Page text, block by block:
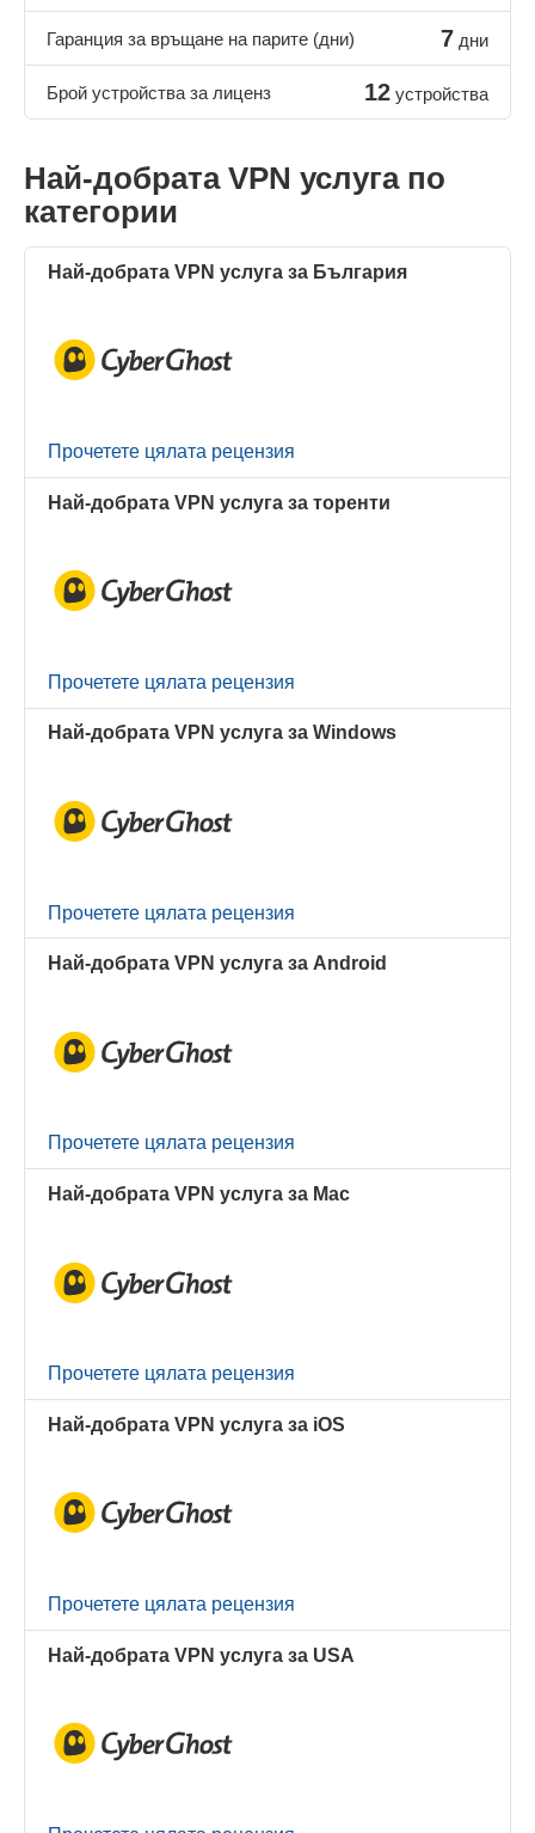
Гаранция за връщане на парите (дни) 7 дни
Брой устройства за лиценз 12 устройства
Най-добрата VPN услуга по
категории
Най-добрата VPN услуга за България
Прочетете цялата рецензия
Най-добрата VPN услуга за торенти
Прочетете цялата рецензия
Най-добрата VPN услуга за Windows
Прочетете цялата рецензия
Най-добрата VPN услуга за Android
Прочетете цялата рецензия
Най-добрата VPN услуга за Mac
Прочетете цялата рецензия
Най-добрата VPN услуга за iOS
Прочетете цялата рецензия
Най-добрата VPN услуга за USA